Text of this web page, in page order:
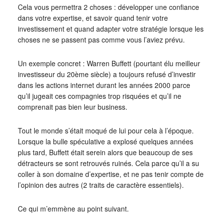
Cela vous permettra 2 choses : développer une confiance
dans votre expertise, et savoir quand tenir votre
investissement et quand adapter votre stratégie lorsque les
choses ne se passent pas comme vous l’aviez prévu.
Un exemple concret : Warren Buffett (pourtant élu meilleur
investisseur du 20ème siècle) a toujours refusé d’investir
dans les actions internet durant les années 2000 parce
qu’il jugeait ces compagnies trop risquées et qu’il ne
comprenait pas bien leur business.
Tout le monde s’était moqué de lui pour cela à l’époque.
Lorsque la bulle spéculative a explosé quelques années
plus tard, Buffett était serein alors que beaucoup de ses
détracteurs se sont retrouvés ruinés. Cela parce qu’il a su
coller à son domaine d’expertise, et ne pas tenir compte de
l’opinion des autres (2 traits de caractère essentiels).
Ce qui m’emmène au point suivant.